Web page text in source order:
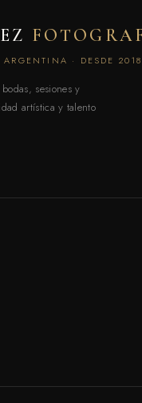
ARGENTINA · DESDE 2018
sesiones y
artística y talento